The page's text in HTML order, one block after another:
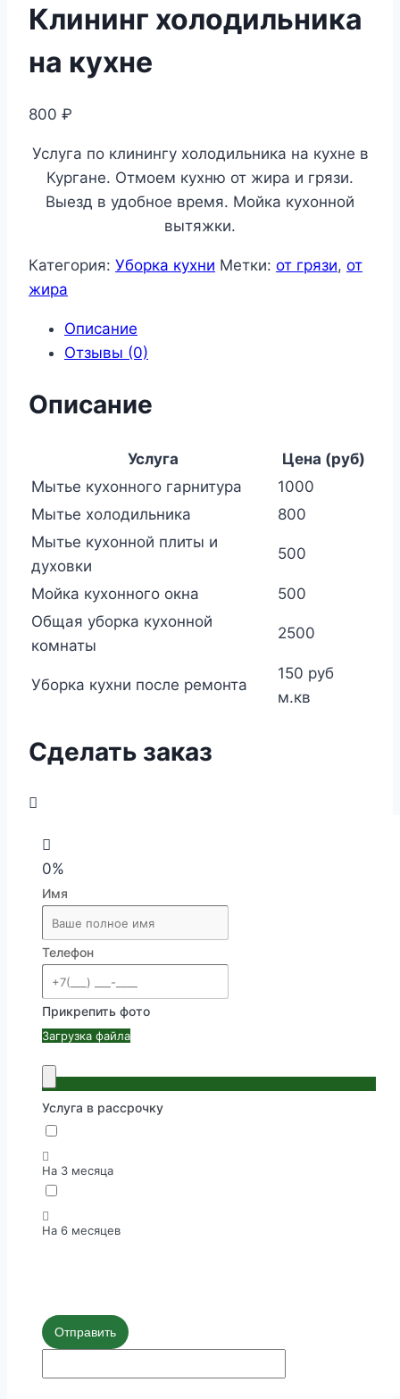
Клининг холодильника
на кухне
800 ₽
Услуга по клинингу холодильника на кухне в
Кургане. Отмоем кухню от жира и грязи.
Выезд в удобное время. Мойка кухонной
вытяжки.
Категория: Уборка кухни Метки: от грязи, от
жира
Описание
Отзывы (0)
Описание
Услуга
Цена (руб)
Мытье кухонного гарнитура
1000
Мытье холодильника
800
Мытье кухонной плиты и
духовки
500
Мойка кухонного окна
500
Общая уборка кухонной
комнаты
2500
Уборка кухни после ремонта
150 руб
м.кв
Сделать заказ
0%
Имя
Телефон
Прикрепить фото
Загрузка файла
Услуга в рассрочку
На 3 месяца
На 6 месяцев
Отправить